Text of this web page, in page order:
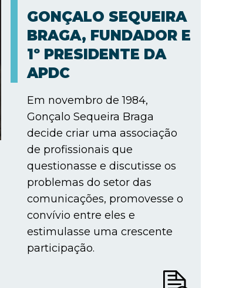
GONÇALO SEQUEIRA
BRAGA, FUNDADOR E
1º PRESIDENTE DA
APDC
Em novembro de 1984,
Gonçalo Sequeira Braga
decide criar uma associação
de profissionais que
questionasse e discutisse os
problemas do setor das
comunicações, promovesse o
convívio entre eles e
estimulasse uma crescente
participação.